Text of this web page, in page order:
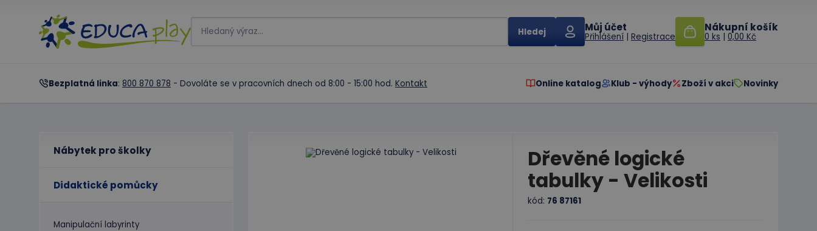
Můj účet
Přihlášení | Registrace
Nákupní košík
0 ks | 0,00 Kč
Bezplatná linka: 800 870 878 - Dovoláte se v pracovních dnech od 8:00 - 15:00 hod. Kontakt Online katalog Klub - výhody Zboží v akci Novinky
Nábytek pro školky
Didaktické pomůcky
Manipulační labyrinty
Dřevěné logické
tabulky - Velikosti
kód: 76 87161